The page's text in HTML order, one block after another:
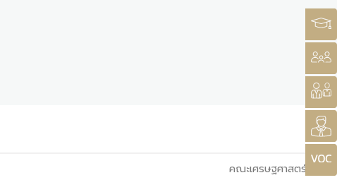
คณะเศรษฐศาสตร์